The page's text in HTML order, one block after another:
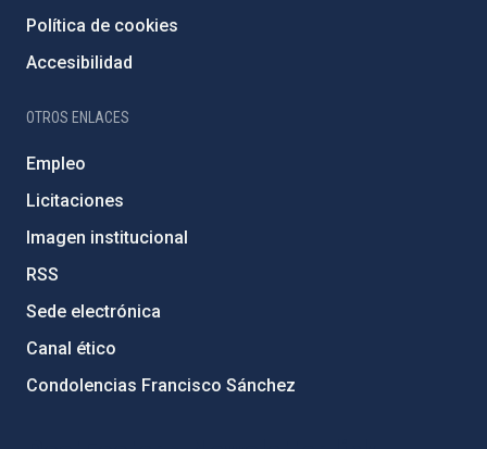
Política de cookies
Accesibilidad
OTROS ENLACES
Empleo
Licitaciones
Imagen institucional
RSS
Sede electrónica
Canal ético
Condolencias Francisco Sánchez